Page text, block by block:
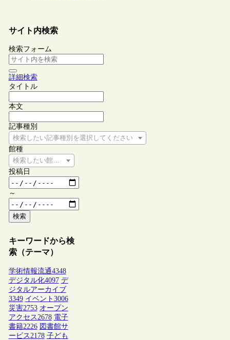
サイト内検索
検索フォーム
詳細検索
タイトル
本文
記事種別
検索したい記事種別を選択してください
館種
検索したい館種を選択してください
投稿日
～
検索
キーワードから検
索（テーマ）
学術情報流通4348
デジタル化4097 デ
ジタルアーカイブ
3349 イベント 3006
災害2753 オープン
アクセス 2678 電子
書籍2226 図書館サ
ービス 2178 子ども